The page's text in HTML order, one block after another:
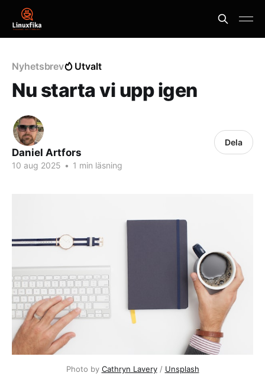
Nyhetsbrev Utvalt
Nu starta vi upp igen
Daniel Artfors
10 aug 2025 • 1 min läsning
Dela
Photo by Cathryn Lavery / Unsplash